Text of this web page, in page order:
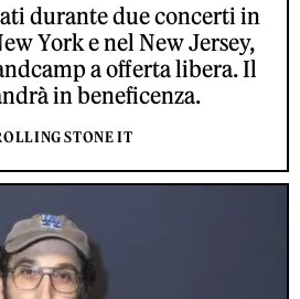
durante due concerti in
York e nel New Jersey,
a offerta libera. Il
in beneficenza.
STONE IT